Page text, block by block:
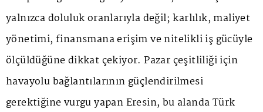
yalnızca doluluk oranlarıyla değil; karlılık, maliyet
yönetimi, finansmana erişim ve nitelikli iş gücüyle
ölçüldüğüne dikkat çekiyor. Pazar çeşitliliği için
havayolu bağlantılarının güçlendirilmesi
gerektiğine vurgu yapan Eresin, bu alanda Türk